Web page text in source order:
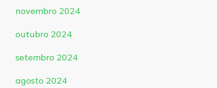
novembro 2024
outubro 2024
setembro 2024
agosto 2024